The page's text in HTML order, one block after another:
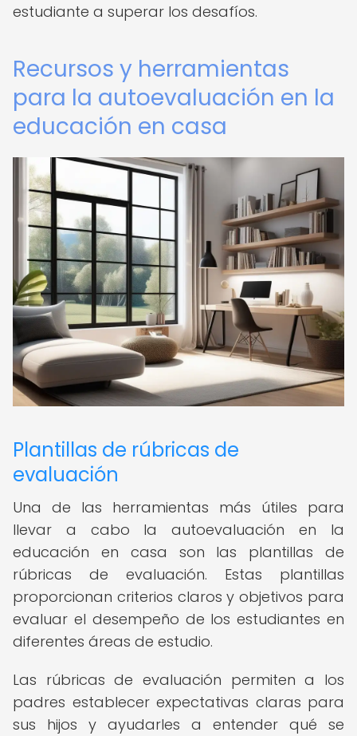
estudiante a superar los desafíos.
Recursos y herramientas
para la autoevaluación en la
educación en casa
Plantillas de rúbricas de
evaluación
Una de las herramientas más útiles para
llevar a cabo la autoevaluación en la
educación en casa son las plantillas de
rúbricas de evaluación. Estas plantillas
proporcionan criterios claros y objetivos para
evaluar el desempeño de los estudiantes en
diferentes áreas de estudio.
Las rúbricas de evaluación permiten a los
padres establecer expectativas claras para
sus hijos y ayudarles a entender qué se